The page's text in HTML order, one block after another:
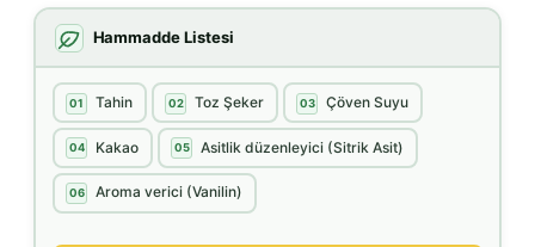
Hammadde Listesi
01 Tahin 02 Toz Şeker 03 Çöven Suyu
04 Kakao 05 Asitlik düzenleyici (Sitrik Asit)
06 Aroma verici (Vanilin)